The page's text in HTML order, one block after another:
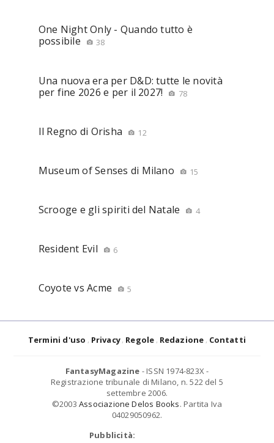
One Night Only - Quando tutto è
possibile
38
Una nuova era per D&D: tutte le novità
per fine 2026 e per il 2027!
78
Il Regno di Orisha 12
Museum of Senses di Milano 15
Scrooge e gli spiriti del Natale 4
Resident Evil 6
Coyote vs Acme 5
Termini d'uso Privacy Regole Redazione Contatti
FantasyMagazine - ISSN 1974-823X -
Registrazione tribunale di Milano, n. 522 del 5
settembre 2006.
©2003 Associazione Delos Books. Partita Iva
04029050962.
Pubblicità: